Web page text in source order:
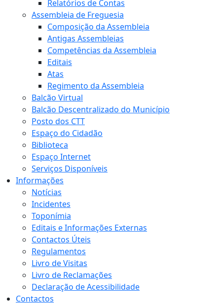
Relatórios de Contas
Assembleia de Freguesia
Composição da Assembleia
Antigas Assembleias
Competências da Assembleia
Editais
Atas
Regimento da Assembleia
Balcão Virtual
Balcão Descentralizado do Município
Posto dos CTT
Espaço do Cidadão
Biblioteca
Espaço Internet
Serviços Disponíveis
Informações
Notícias
Incidentes
Toponímia
Editais e Informações Externas
Contactos Úteis
Regulamentos
Livro de Visitas
Livro de Reclamações
Declaração de Acessibilidade
Contactos